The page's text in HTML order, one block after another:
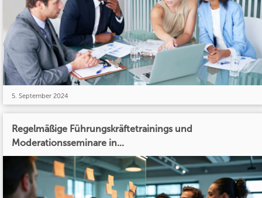
5. September 2024
Regelmäßige Führungskräftetrainings und
Moderationsseminare in...